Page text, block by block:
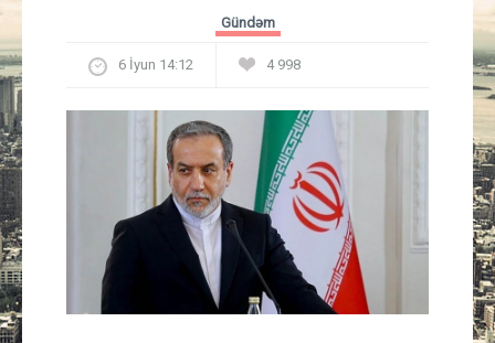
Güney Azərbaycan
Mədəniyyət
Müsahibə
İdman
Gündəm
6 İyun 14:12 4 998